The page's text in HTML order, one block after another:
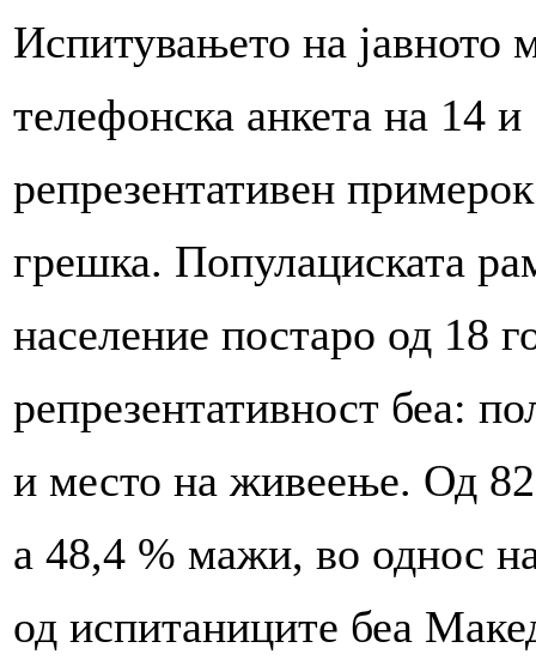
Испитувањето на јавното
телефонска анкета на 14
репрезентативен
грешка. Популациската
население постаро од 18
репрезентативност беа:
и место на живеење. Од
а 48,4 % мажи, во однос
од испитаниците беа